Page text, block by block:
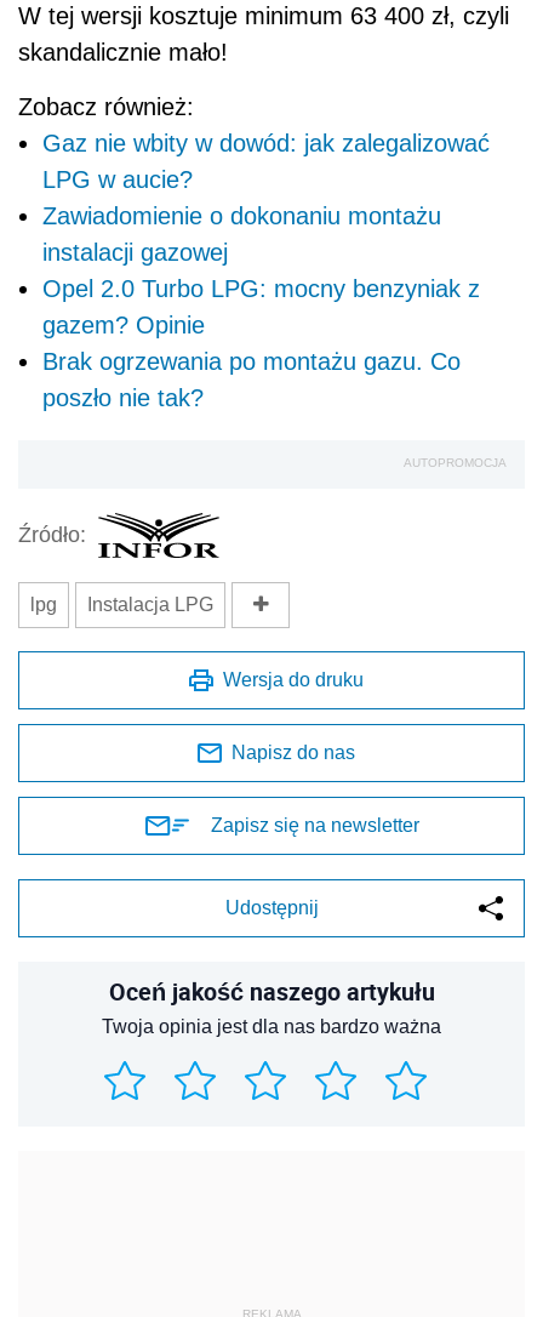
W tej wersji kosztuje minimum 63 400 zł, czyli
skandalicznie mało!
Zobacz również:
Gaz nie wbity w dowód: jak zalegalizować
LPG w aucie?
Zawiadomienie o dokonaniu montażu
instalacji gazowej
Opel 2.0 Turbo LPG: mocny benzyniak z
gazem? Opinie
Brak ogrzewania po montażu gazu. Co
poszło nie tak?
AUTOPROMOCJA
Źródło:
lpg Instalacja LPG
Wersja do druku
Napisz do nas
Zapisz się na newsletter
Udostępnij
Oceń jakość naszego artykułu
Twoja opinia jest dla nas bardzo ważna
REKLAMA